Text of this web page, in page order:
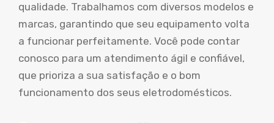
qualidade. Trabalhamos com diversos modelos e
marcas, garantindo que seu equipamento volta
a funcionar perfeitamente. Você pode contar
conosco para um atendimento ágil e confiável,
que prioriza a sua satisfação e o bom
funcionamento dos seus eletrodomésticos.